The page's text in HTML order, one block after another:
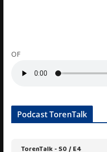
OF
Podcast TorenTalk